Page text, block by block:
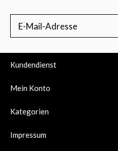
Kundendienst
Mein Konto
Kategorien
Impressum